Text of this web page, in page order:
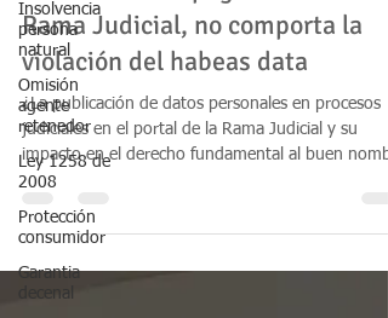
Insolvencia
persona
natural
Omisión
agente
retenedor
Ley 1258 de
2008
Protección
consumidor
Garantia
decenal
providencias judiciales y su
inclusión en la página web de la
Rama Judicial, no comporta la
violación del habeas data
¿La publicación de datos personales en procesos
impacto en el derecho fundamental al buen
y la intimidad?